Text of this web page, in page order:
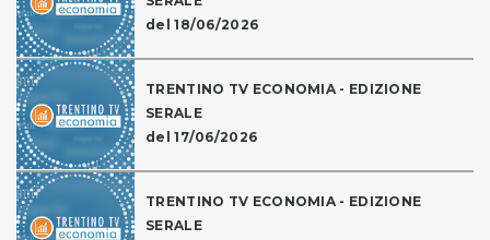
del 18/06/2026
TRENTINO TV ECONOMIA - EDIZIONE
SERALE
del 17/06/2026
TRENTINO TV ECONOMIA - EDIZIONE
SERALE